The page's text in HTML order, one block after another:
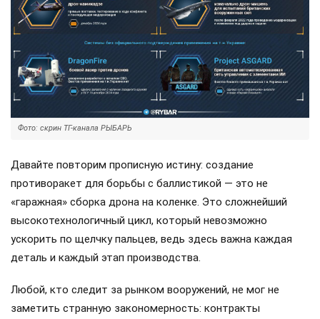
Фото: скрин ТГ-канала РЫБАРЬ
Давайте повторим прописную истину: создание
противоракет для борьбы с баллистикой — это не
«гаражная» сборка дрона на коленке. Это сложнейший
высокотехнологичный цикл, который невозможно
ускорить по щелчку пальцев, ведь здесь важна каждая
деталь и каждый этап производства.
Любой, кто следит за рынком вооружений, не мог не
заметить странную закономерность: контракты